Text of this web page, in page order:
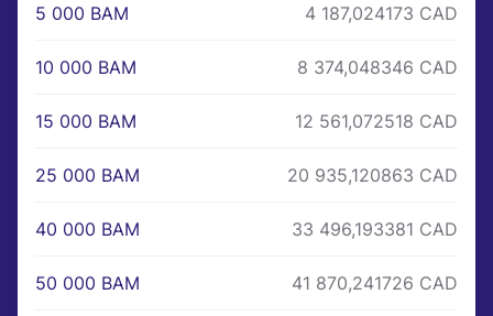
5 000 BAM 4 187,024173 CAD
10 000 BAM 8 374,048346 CAD
15 000 BAM 12 561,072518 CAD
25 000 BAM 20 935,120863 CAD
40 000 BAM 33 496,193381 CAD
50 000 BAM 41 870,241726 CAD